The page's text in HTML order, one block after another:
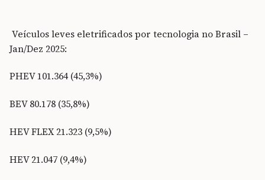
Veículos leves eletrificados por tecnologia no Brasil –
Jan/Dez 2025:
PHEV 101.364 (45,3%)
BEV 80.178 (35,8%)
HEV FLEX 21.323 (9,5%)
HEV 21.047 (9,4%)